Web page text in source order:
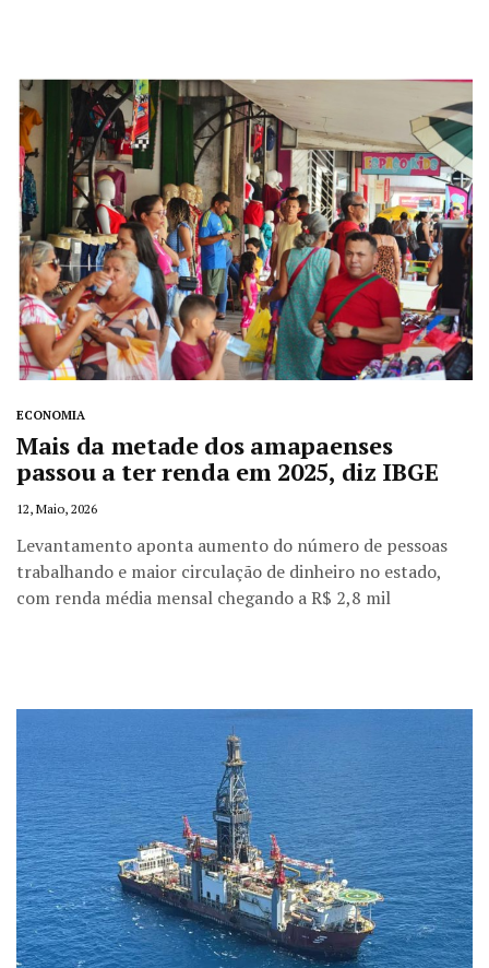
ECONOMIA
Mais da metade dos amapaenses
passou a ter renda em 2025, diz IBGE
12, Maio, 2026
Levantamento aponta aumento do número de pessoas
trabalhando e maior circulação de dinheiro no estado,
com renda média mensal chegando a R$ 2,8 mil